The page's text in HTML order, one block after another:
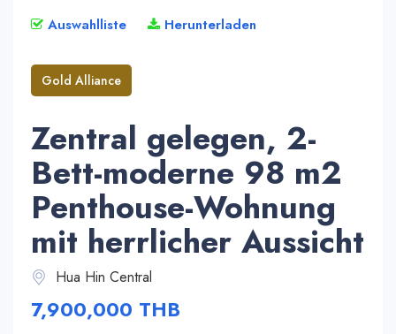
Auswahlliste Herunterladen
Gold Alliance
Zentral gelegen, 2-
Bett-moderne 98 m2
Penthouse-Wohnung
mit herrlicher Aussicht
Hua Hin Central
7,900,000 THB